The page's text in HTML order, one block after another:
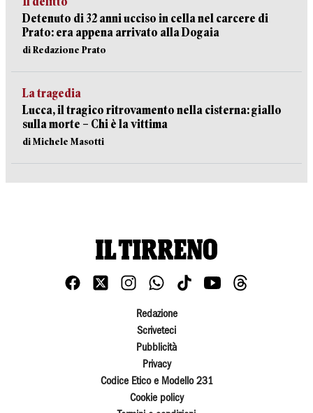
Detenuto di 32 anni ucciso in cella nel carcere di
Prato: era appena arrivato alla Dogaia
di Redazione Prato
La tragedia
Lucca, il tragico ritrovamento nella cisterna: giallo
sulla morte – Chi è la vittima
di Michele Masotti
Redazione
Scriveteci
Pubblicità
Privacy
Codice Etico e Modello 231
Cookie policy